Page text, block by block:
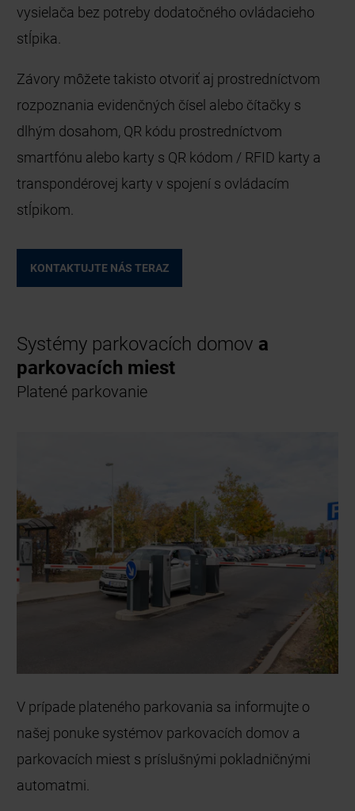
vysielača bez potreby dodatočného ovládacieho
stĺpika.
Závory môžete takisto otvoriť aj prostredníctvom
rozpoznania evidenčných čísel alebo čítačky s
dlhým dosahom, QR kódu prostredníctvom
smartfónu alebo karty s QR kódom / RFID karty a
transpondérovej karty v spojení s ovládacím
stĺpikom.
KONTAKTUJTE NÁS TERAZ
Systémy parkovacích domov a
parkovacích miest
Platené parkovanie
V prípade plateného parkovania sa informujte o
našej ponuke systémov parkovacích domov a
parkovacích miest s príslušnými pokladničnými
automatmi.